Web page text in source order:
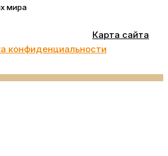
мира
Карта сайта
конфиденциальности